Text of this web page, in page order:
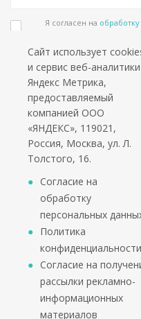
Я согласен на
Подпишитесь на
лучшие
*работаем только
2002 - 2026 ©
Производитель
техническую
изменениями во
Сайт использует
и сервис веб-аналитики
Яндекс Метрика,
предоставляемый
компанией ООО
«ЯНДЕКС», 119021,
Россия, Москва, ул. Л.
Толстого, 16.
Согласие на
обработку
персональных
Политика
конфиденциальности
Согласие на
рассылки рекламно-
информационных
материалов